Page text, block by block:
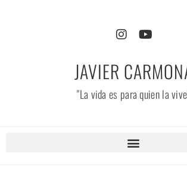
JAVIER
"La vida es para quien la